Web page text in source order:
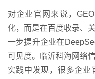
对企业官网来说，
化，而是在百度收录、
一步提升企业在
可见度。临沂科海网络
实践中发现，很多企业